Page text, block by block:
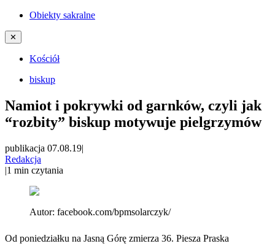
Obiekty sakralne
✕
Kościół
biskup
Namiot i pokrywki od garnków, czyli jak
“rozbity” biskup motywuje pielgrzymów
publikacja 07.08.19|
Redakcja
|1 min czytania
Autor: facebook.com/bpmsolarczyk/
Od poniedziałku na Jasną Górę zmierza 36. Piesza Praska